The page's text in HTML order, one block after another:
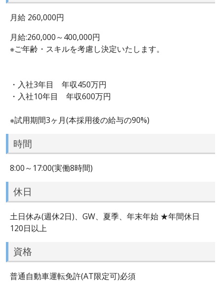
月給 260,000円
月給:260,000～400,000円
※ご年齢・スキルを考慮し決定いたします。
・入社3年目 年収450万円
・入社10年目 年収600万円
※試用期間3ヶ月(本採用後の給与の90%)
時間
8:00～17:00(実働8時間)
休日
土日休み(週休2日)、GW、夏季、年末年始 ★年間休日
120日以上
資格
普通自動車運転免許(AT限定可)必須